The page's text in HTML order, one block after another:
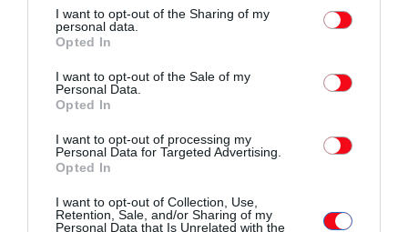
I want to opt-out of the Sharing of my
personal data.
Opted In
I want to opt-out of the Sale of my
Personal Data.
Opted In
I want to opt-out of processing my
Personal Data for Targeted Advertising.
Opted In
I want to opt-out of Collection, Use,
Retention, Sale, and/or Sharing of my
Personal Data that Is Unrelated with the
Κέντρου Μέριμνας και Αλληλεγγύης Δήμου Κομοτηνής.
20. Έγκριση ή μη της υπ. αριθμ. 1.6/06-05-2025 Απόφασης
Δημοτικής Κοινωφελούς Επιχείρησης Δημοτικού
Περιφερειακού Θεάτρου Κομοτηνής
σχετικά με την έγκριση της ετήσιας έκθεσης (οικονομικές
καταστάσεις, ισολογισμός,
Δημοτικού Περιφερειακού Θεάτρου